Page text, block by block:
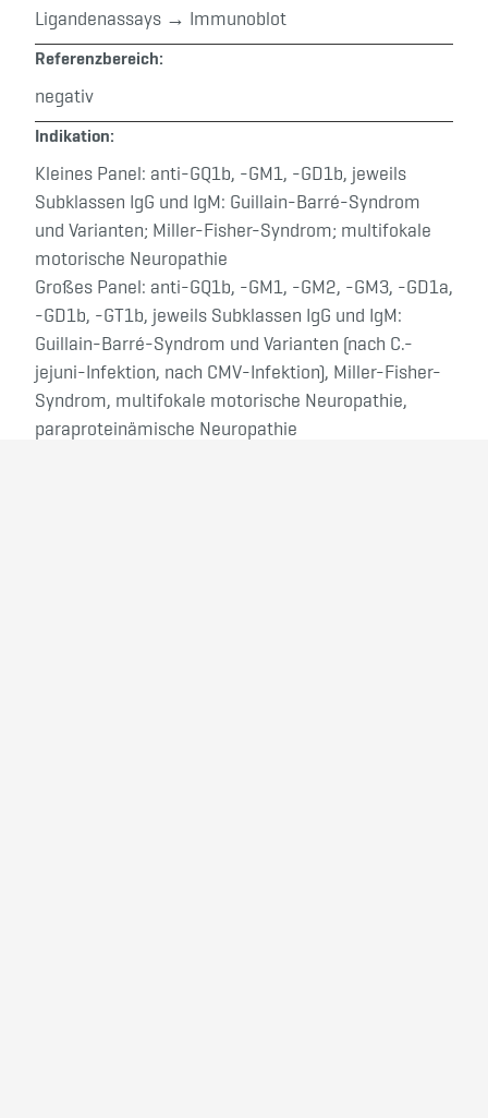
Ligandenassays → Immunoblot
Referenzbereich:
negativ
Indikation:
Kleines Panel: anti-GQ1b, -GM1, -GD1b, jeweils
Subklassen IgG und IgM: Guillain-Barré-Syndrom
und Varianten; Miller-Fisher-Syndrom; multifokale
motorische Neuropathie
Großes Panel: anti-GQ1b, -GM1, -GM2, -GM3, -GD1a,
-GD1b, -GT1b, jeweils Subklassen IgG und IgM:
Guillain-Barré-Syndrom und Varianten (nach C.-
jejuni-Infektion, nach CMV-Infektion), Miller-Fisher-
Syndrom, multifokale motorische Neuropathie,
paraproteinämische Neuropathie